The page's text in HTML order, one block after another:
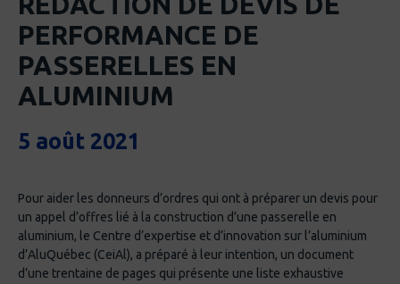
PERFORMANCE DE
PASSERELLES EN
ALUMINIUM
5 août 2021
Pour aider les donneurs d’ordres qui ont à préparer un devis pour
un appel d’offres lié à la construction d’une passerelle en
aluminium, le Centre d’expertise et d’innovation sur l’aluminium
d’AluQuébec (CeiAl), a préparé à leur intention, un document
d’une trentaine de pages qui présente une liste exhaustive